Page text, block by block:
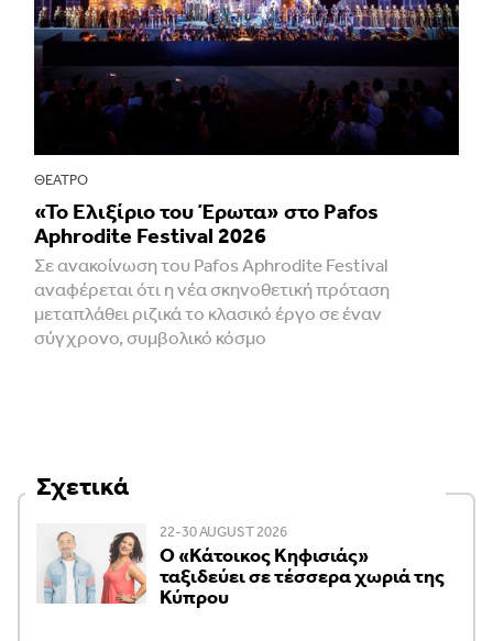
ΘΈΑΤΡΟ
«Το Ελιξίριο του Έρωτα» στο Pafos
Aphrodite Festival 2026
Σε ανακοίνωση του Pafos Aphrodite Festival
αναφέρεται ότι η νέα σκηνοθετική πρόταση
μεταπλάθει ριζικά το κλασικό έργο σε έναν
σύγχρονο, συμβολικό κόσμο
Σχετικά
22-30 AUGUST 2026
Ο «Κάτοικος Κηφισιάς»
ταξιδεύει σε τέσσερα χωριά της
Κύπρου